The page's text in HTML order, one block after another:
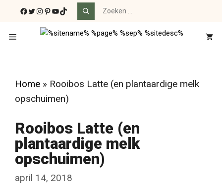
de
Facebook
Twitter
Instagram
Pinterest
YouTube
TikTok
Zoek
Menu
Home » Rooibos Latte (en plantaardige melk
opschuimen)
Rooibos Latte (en
plantaardige melk
opschuimen)
april 14, 2018